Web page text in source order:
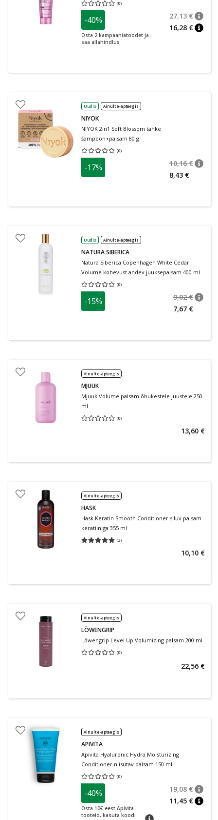
(0)
Keskmine hinnang 0.00
-40%
Osta 2 kampaaniatoodet ja
saa allahindlus
27,13 €
16,28 €
Uudis Ainult e-apteegis
NIYOK
NIYOK 2in1 Soft Blossom tahke
šampoon+palsam 80 g
(0)
Keskmine hinnang 0.00
-17% 10,16 €
8,43 €
Uudis Ainult e-apteegis
NATURA SIBERICA
Natura Siberica Copenhagen White Cedar
Volume kohevust andev juuksepalsam 400 ml
(0)
Keskmine hinnang 0.00
-15% 9,02 €
7,67 €
Ainult e-apteegis
MJUUK
Mjuuk Volume palsam õhukestele juustele 250
ml
(0)
Keskmine hinnang 0.00
13,60 €
Ainult e-apteegis
HASK
Hask Keratin Smooth Conditioner siluv palsam
keratiiniga 355 ml
(3)
Keskmine hinnang 5.00
10,10 €
Ainult e-apteegis
LÖWENGRIP
Löwengrip Level Up Volumizing palsam 200 ml
(0)
Keskmine hinnang 0.00
22,56 €
Ainult e-apteegis
APIVITA
Apivita Hyaluronic Hydra Moisturizing
Conditioner niisutav palsam 150 ml
(0)
Keskmine hinnang 0.00
-40%
Osta 10€ eest Apivita
tooteid, kasuta koodi
nõuanne
19,08 €
11,45 €